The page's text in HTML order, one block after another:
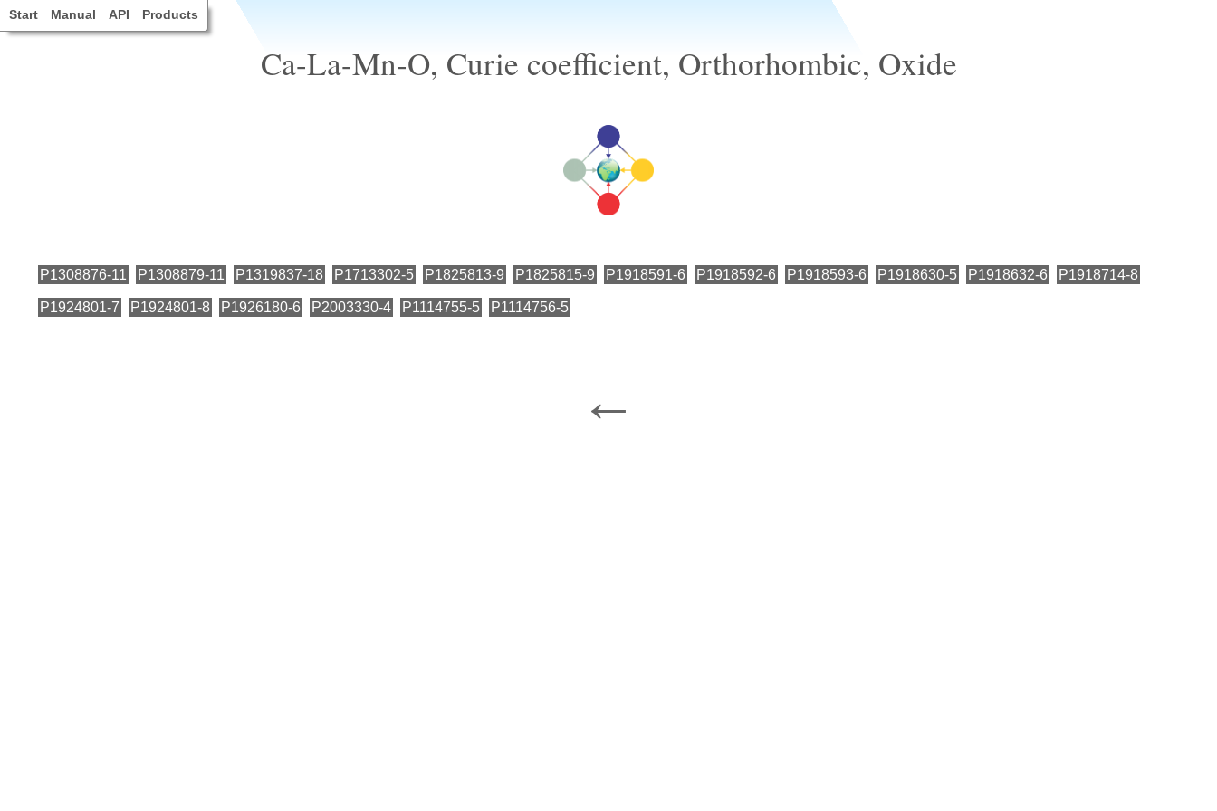
Start Manual API Products
Ca-La-Mn-O, Curie coefficient, Orthorhombic, Oxide
P1308876-11 P1308879-11 P1319837-18 P1713302-5 P1825813-9 P1825815-9 P1918591-6 P1918592-6 P1918593-6 P1918630-5 P1918632-6 P1918714-8
P1924801-7 P1924801-8 P1926180-6 P2003330-4 P1114755-5 P1114756-5
←